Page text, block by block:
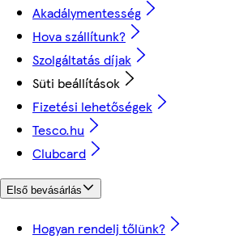
Akadálymentesség
Hova szállítunk?
Szolgáltatás díjak
Süti beállítások
Fizetési lehetőségek
Tesco.hu
Clubcard
Első bevásárlás
Hogyan rendelj tőlünk?